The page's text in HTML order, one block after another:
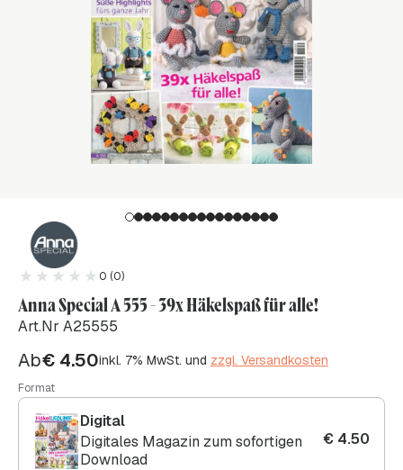
0 (0)
Anna Special A 555 - 39x Häkelspaß für alle!
Art.Nr A25555
Ab€ 4.50inkl. 7% MwSt. und zzgl. Versandkosten
Format
Digital
Digitales Magazin zum sofortigen
Download
€ 4.50